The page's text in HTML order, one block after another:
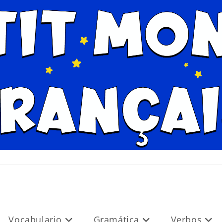
Vocabulario Gramática Verbos